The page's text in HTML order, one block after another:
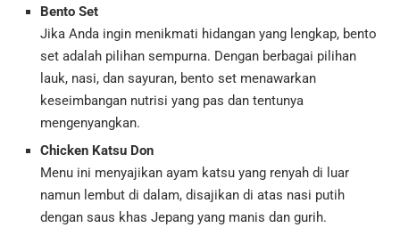
Bento Set
Jika Anda ingin menikmati hidangan yang lengkap, bento
set adalah pilihan sempurna. Dengan berbagai pilihan
lauk, nasi, dan sayuran, bento set menawarkan
keseimbangan nutrisi yang pas dan tentunya
mengenyangkan.
Chicken Katsu Don
Menu ini menyajikan ayam katsu yang renyah di luar
namun lembut di dalam, disajikan di atas nasi putih
dengan saus khas Jepang yang manis dan gurih.